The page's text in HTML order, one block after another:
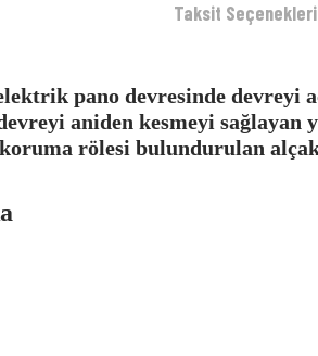
Taksit Seçenekleri
pano devresinde devreyi
aniden kesmeyi
rölesi bulundurulan